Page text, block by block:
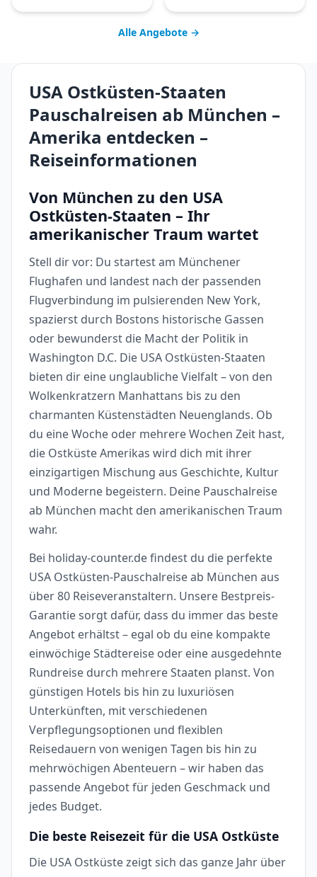
Alle Angebote →
USA Ostküsten-Staaten
Pauschalreisen ab München –
Amerika entdecken –
Reiseinformationen
Von München zu den USA
Ostküsten-Staaten – Ihr
amerikanischer Traum wartet
Stell dir vor: Du startest am Münchener
Flughafen und landest nach der passenden
Flugverbindung im pulsierenden New York,
spazierst durch Bostons historische Gassen
oder bewunderst die Macht der Politik in
Washington D.C. Die USA Ostküsten-Staaten
bieten dir eine unglaubliche Vielfalt – von den
Wolkenkratzern Manhattans bis zu den
charmanten Küstenstädten Neuenglands. Ob
du eine Woche oder mehrere Wochen Zeit hast,
die Ostküste Amerikas wird dich mit ihrer
einzigartigen Mischung aus Geschichte, Kultur
und Moderne begeistern. Deine Pauschalreise
ab München macht den amerikanischen Traum
wahr.
Bei holiday-counter.de findest du die perfekte
USA Ostküsten-Pauschalreise ab München aus
über 80 Reiseveranstaltern. Unsere Bestpreis-
Garantie sorgt dafür, dass du immer das beste
Angebot erhältst – egal ob du eine kompakte
einwöchige Städtereise oder eine ausgedehnte
Rundreise durch mehrere Staaten planst. Von
günstigen Hotels bis hin zu luxuriösen
Unterkünften, mit verschiedenen
Verpflegungsoptionen und flexiblen
Reisedauern von wenigen Tagen bis hin zu
mehrwöchigen Abenteuern – wir haben das
passende Angebot für jeden Geschmack und
jedes Budget.
Die beste Reisezeit für die USA Ostküste
Die USA Ostküste zeigt sich das ganze Jahr über